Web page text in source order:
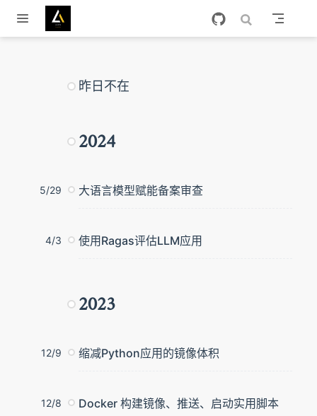
跳至主要內容
昨日不在
2024
5/29 大语言模型赋能备案审查
4/3 使用Ragas评估LLM应用
2023
12/9 缩减Python应用的镜像体积
12/8 Docker 构建镜像、推送、启动实用脚本